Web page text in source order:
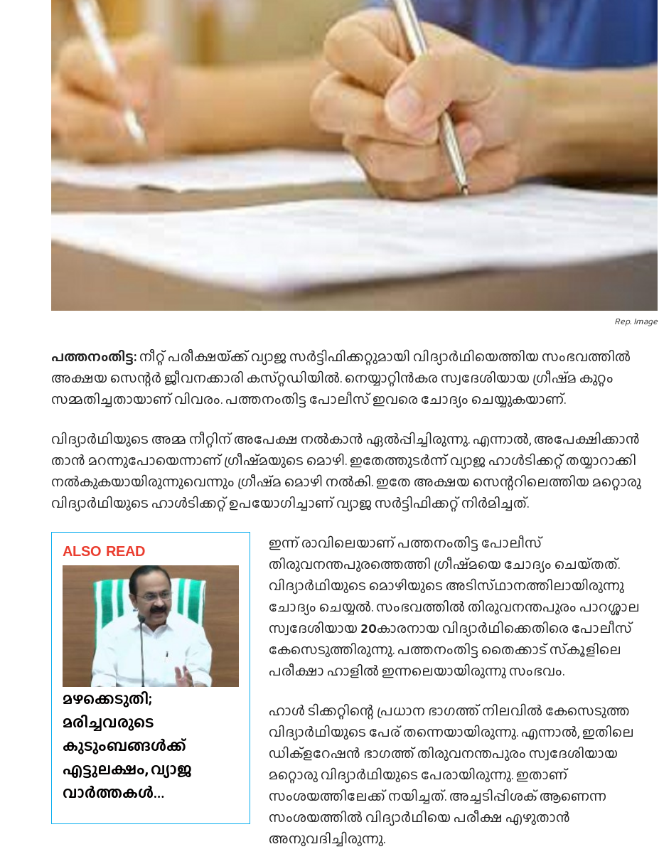
Rep. Image
പത്തനംതിട്ട:നീറ്റ് പരീക്ഷയ്‌ക്ക് വ്യാജ സർട്ടിഫിക്കറ്റുമായി വിദ്യാർഥിയെത്തിയ സംഭവത്തിൽ
അക്ഷയ സെന്റർ ജീവനക്കാരി കസ്‌റ്റഡിയിൽ. നെയ്യാറ്റിൻകര സ്വദേശിയായ ഗ്രീഷ്‌മ കുറ്റം
സമ്മതിച്ചതായാണ് വിവരം. പത്തനംതിട്ട പോലീസ് ഇവരെ ചോദ്യം ചെയ്യുകയാണ്.
വിദ്യാർഥിയുടെ അമ്മ നീറ്റിന് അപേക്ഷ നൽകാൻ ഏൽപ്പിച്ചിരുന്നു. എന്നാൽ, അപേക്ഷിക്കാൻ
താൻ മറന്നുപോയെന്നാണ് ഗ്രീഷ്‌മയുടെ മൊഴി. ഇതേത്തുടർന്ന് വ്യാജ ഹാൾടിക്കറ്റ് തയ്യാറാക്കി
നൽകുകയായിരുന്നുവെന്നും ഗ്രീഷ്‌മ മൊഴി നൽകി. ഇതേ അക്ഷയ സെന്ററിലെത്തിയ മറ്റൊരു
വിദ്യാർഥിയുടെ ഹാൾടിക്കറ്റ് ഉപയോഗിച്ചാണ് വ്യാജ സർട്ടിഫിക്കറ്റ് നിർമിച്ചത്.
ALSO READ
മഴക്കെടുതി;
മരിച്ചവരുടെ
കുടുംബങ്ങൾക്ക്
എട്ടുലക്ഷം, വ്യാജ
വാർത്തകൾ…
ഇന്ന് രാവിലെയാണ് പത്തനംതിട്ട പോലീസ്
തിരുവനന്തപുരത്തെത്തി ഗ്രീഷ്‌മയെ ചോദ്യം ചെയ്‌തത്‌.
വിദ്യാർഥിയുടെ മൊഴിയുടെ അടിസ്‌ഥാനത്തിലായിരുന്നു
ചോദ്യം ചെയ്യൽ. സംഭവത്തിൽ തിരുവനന്തപുരം പാറശ്ശാല
സ്വദേശിയായ 20കാരനായ വിദ്യാർഥിക്കെതിരെ പോലീസ്
കേസെടുത്തിരുന്നു. പത്തനംതിട്ട തൈക്കാട് സ്‌കൂളിലെ
പരീക്ഷാ ഹാളിൽ ഇന്നലെയായിരുന്നു സംഭവം.
ഹാൾ ടിക്കറ്റിന്റെ പ്രധാന ഭാഗത്ത് നിലവിൽ കേസെടുത്ത
വിദ്യാർഥിയുടെ പേര് തന്നെയായിരുന്നു. എന്നാൽ, ഇതിലെ
ഡിക്ളറേഷൻ ഭാഗത്ത് തിരുവനന്തപുരം സ്വദേശിയായ
മറ്റൊരു വിദ്യാർഥിയുടെ പേരായിരുന്നു. ഇതാണ്
സംശയത്തിലേക്ക് നയിച്ചത്. അച്ചടിപ്പിശക് ആണെന്ന
സംശയത്തിൽ വിദ്യാർഥിയെ പരീക്ഷ എഴുതാൻ
അനുവദിച്ചിരുന്നു.